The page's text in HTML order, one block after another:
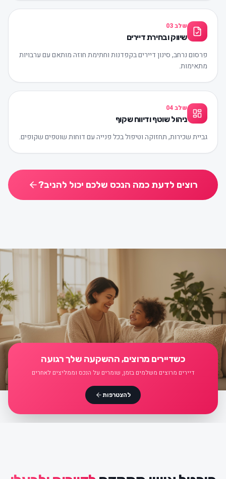
שלב03
שיווק ובחירת דיירים
פרסום נרחב, סינון דיירים בקפדנות וחתימת חוזה מותאם עם ערבויות
מתאימות.
שלב04
ניהול שוטף ודיווח שקוף
גביית שכירות, תחזוקה וטיפול בכל פנייה עם דוחות שוטפים שקופים.
רוצים לדעת כמה הנכס שלכם יכול להניב?
כשדיירים מרוצים, ההשקעה שלך רגועה
דיירים מרוצים משלמים בזמן, שומרים על הנכס וממליצים לאחרים
להצטרפות